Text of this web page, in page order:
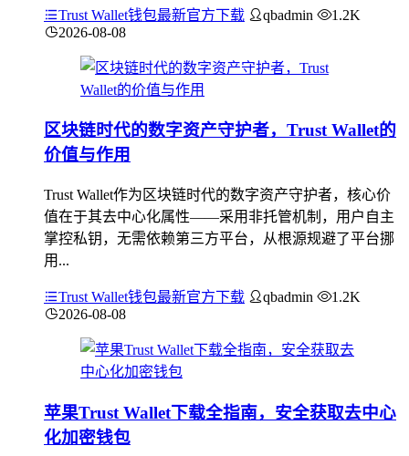
Trust Wallet钱包最新官方下载 qbadmin
1.2K
2026-08-08
区块链时代的数字资产守护者，Trust Wallet的
价值与作用
Trust Wallet作为区块链时代的数字资产守护者，核心价
值在于其去中心化属性——采用非托管机制，用户自主
掌控私钥，无需依赖第三方平台，从根源规避了平台挪
用...
Trust Wallet钱包最新官方下载 qbadmin
1.2K
2026-08-08
苹果Trust Wallet下载全指南，安全获取去中心
化加密钱包